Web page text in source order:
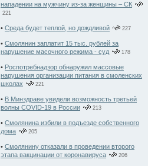
нападении на мужчину из-за женщины – СК
221
• Среда будет теплой, но дождливой 227
• Смолянин заплатит 15 тыс. рублей за
нарушение масочного режима - суд
178
• Роспотребнадзор обнаружил массовые
нарушения организации питания в смоленских
школах
221
• В Минздраве увидели возможность третьей
волны COVID-19 в России
213
• Смолянина избили в подъезде собственного
дома
205
• Смолянину отказали в проведении второго
этапа вакцинации от коронавируса
206